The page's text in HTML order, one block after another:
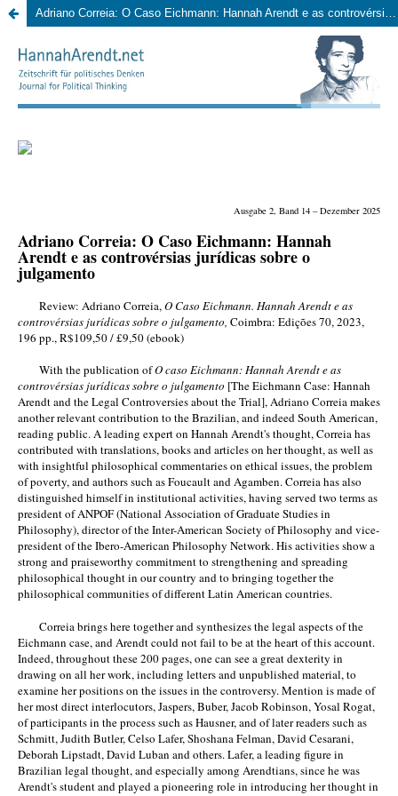
Adriano Correia: O Caso Eichmann: Hannah Arendt e as controvérsias jurídicas sobre o julgamento